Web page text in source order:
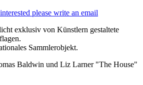
please write an email
exklusiv von Künstlern gestaltete
Sammlerobjekt.
Baldwin und Liz Larner "The House"